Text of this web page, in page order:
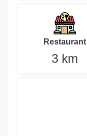
Restaurant
3 km